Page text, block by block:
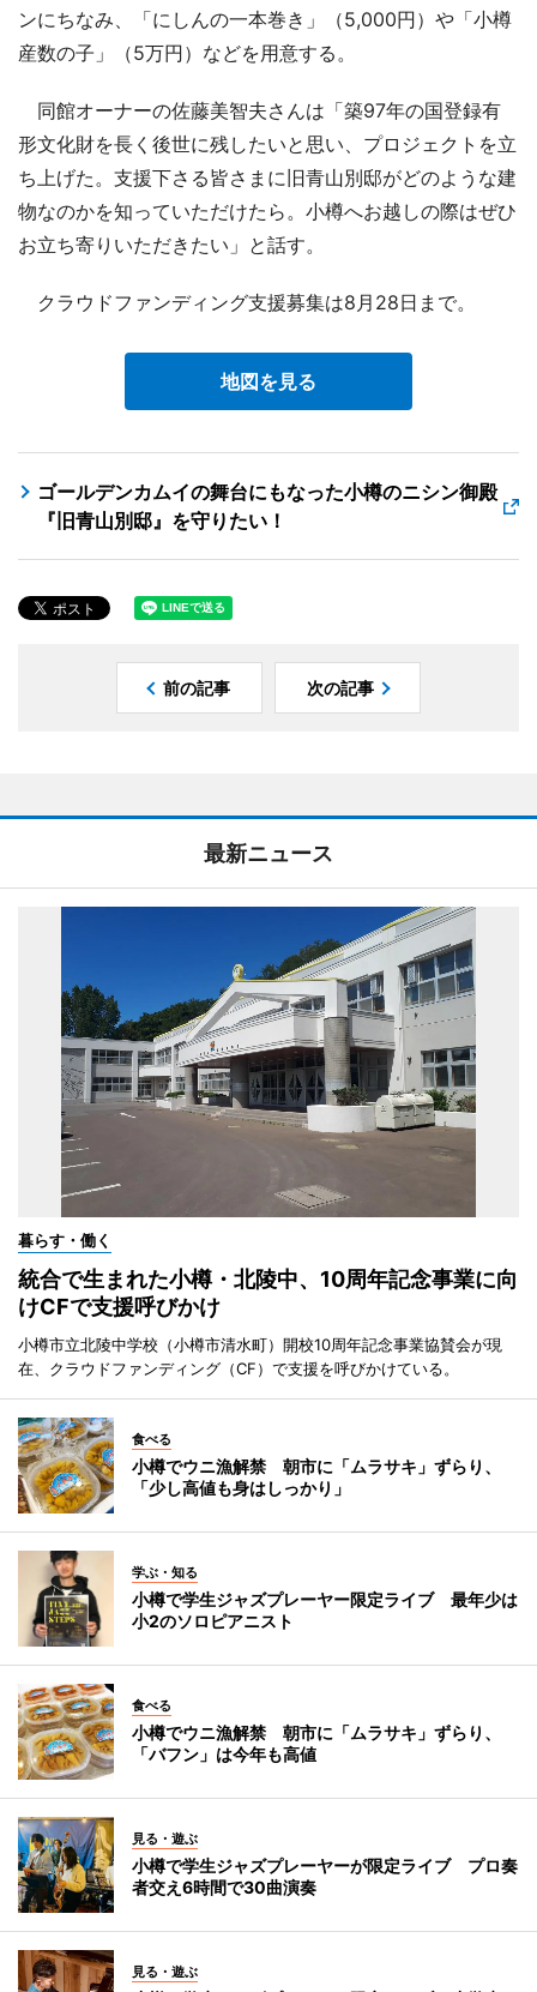
ンにちなみ、「にしんの一本巻き」（5,000円）や「小樽
産数の子」（5万円）などを用意する。
同館オーナーの佐藤美智夫さんは「築97年の国登録有
形文化財を長く後世に残したいと思い、プロジェクトを立
ち上げた。支援下さる皆さまに旧青山別邸がどのような建
物なのかを知っていただけたら。小樽へお越しの際はぜひ
お立ち寄りいただきたい」と話す。
クラウドファンディング支援募集は8月28日まで。
地図を見る
ゴールデンカムイの舞台にもなった小樽のニシン御殿
『旧青山別邸』を守りたい！
前の記事 次の記事
最新ニュース
暮らす・働く
統合で生まれた小樽・北陵中、10周年記念事業に向
けCFで支援呼びかけ
小樽市立北陵中学校（小樽市清水町）開校10周年記念事業協賛会が現
在、クラウドファンディング（CF）で支援を呼びかけている。
食べる
小樽でウニ漁解禁 朝市に「ムラサキ」ずらり、
「少し高値も身はしっかり」
学ぶ・知る
小樽で学生ジャズプレーヤー限定ライブ 最年少は
小2のソロピアニスト
食べる
小樽でウニ漁解禁 朝市に「ムラサキ」ずらり、
「バフン」は今年も高値
見る・遊ぶ
小樽で学生ジャズプレーヤーが限定ライブ プロ奏
者交え6時間で30曲演奏
見る・遊ぶ